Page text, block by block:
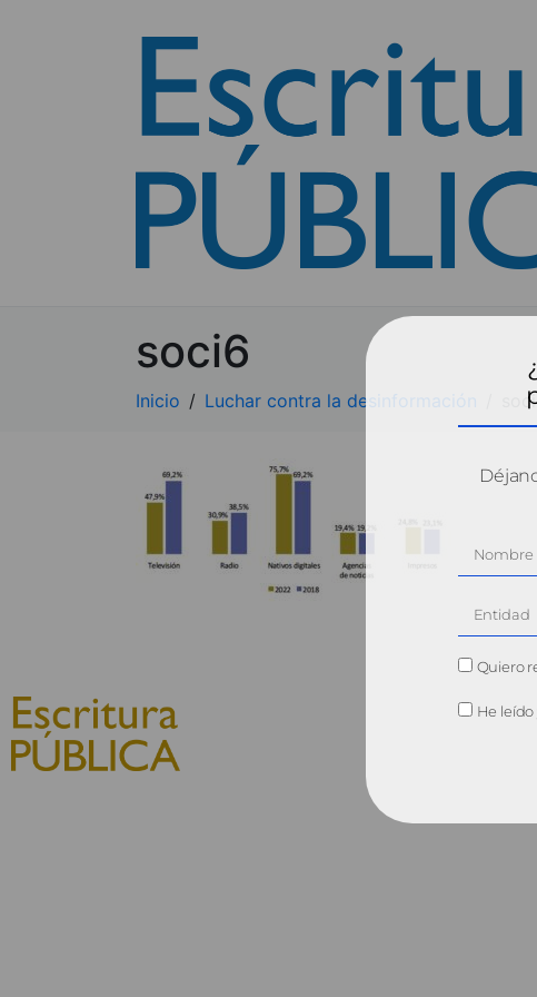
soci6
Inicio Luchar contra la desinformación
Quiero
He